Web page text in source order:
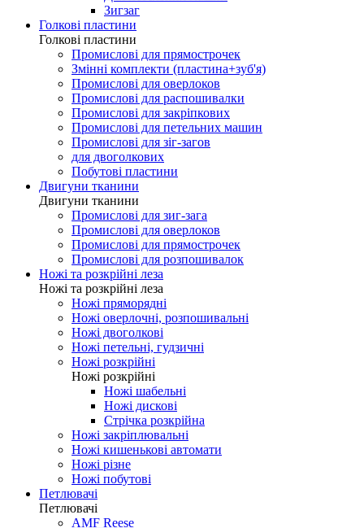
Зигзаг
Голкові пластини
Голкові пластини
Промислові для прямострочек
Змінні комплекти (пластина+зуб'я)
Промислові для оверлоков
Промислові для распошивалки
Промислові для закріпкових
Промислові для петельних машин
Промислові для зіг-загов
для двоголкових
Побутові пластини
Двигуни тканини
Двигуни тканини
Промислові для зиг-зага
Промислові для оверлоков
Промислові для прямострочек
Промислові для розпошивалок
Ножі та розкрійні леза
Ножі та розкрійні леза
Ножі пряморядні
Ножі оверлочні, розпошивальні
Ножі двоголкові
Ножі петельні, гудзичні
Ножі розкрійні
Ножі розкрійні
Ножі шабельні
Ножі дискові
Стрічка розкрійна
Ножі закріплювальні
Ножі кишенькові автомати
Ножі різне
Ножі побутові
Петлювачі
Петлювачі
AMF Reese